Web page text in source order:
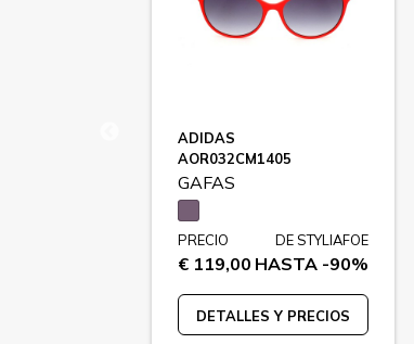
ADIDAS
AOR032CM1405
GAFAS
PRECIO
€ 119,00
DE STYLIAFOE
HASTA -90%
DETALLES Y PRECIOS